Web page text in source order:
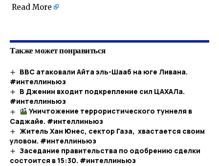
Read More
Также может понравиться
ВВС атаковали Айта эль-Шааб на юге Ливана.
#интеллиньюз
В Дженин входит подкрепление сил ЦАХАЛа.
#интеллиньюз
Уничтожение террористического туннеля в
Саджайе. #интеллиньюз​
Житель Хан Юнес, сектор Газа, хвастается своим
уловом. #интеллиньюз
Заседание правительства по одобрению сделки
состоится в 15:30. #интеллиньюз